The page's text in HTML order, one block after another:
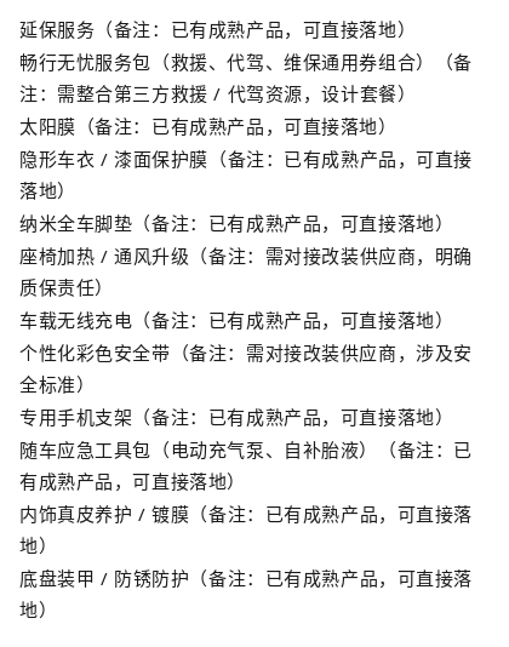
延保服务（备注：已有成熟产品，可直接落地）
畅行无忧服务包（救援、代驾、维保通用券组合）（备
注：需整合第三方救援/ 代驾资源，设计套餐）
太阳膜（备注：已有成熟产品，可直接落地）
隐形车衣 /漆面保护膜（备注：已有成熟产品，可直接
落地）
纳米全车脚垫（备注：已有成熟产品，可直接落地）
座椅加热 /通风升级（备注：需对接改装供应商，明确
质保责任）
车载无线充电（备注：已有成熟产品，可直接落地）
个性化彩色安全带（备注：需对接改装供应商，涉及安
全标准）
专用手机支架（备注：已有成熟产品，可直接落地）
随车应急工具包（电动充气泵、自补胎液）（备注：已
有成熟产品，可直接落地）
内饰真皮养护/镀膜（备注：已有成熟产品，可直接落
地）
底盘装甲 / 防锈防护（备注：已有成熟产品，可直接落
地）